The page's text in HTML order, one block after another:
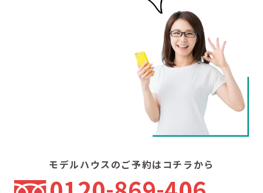
モデルハウスのご予約はコチラから